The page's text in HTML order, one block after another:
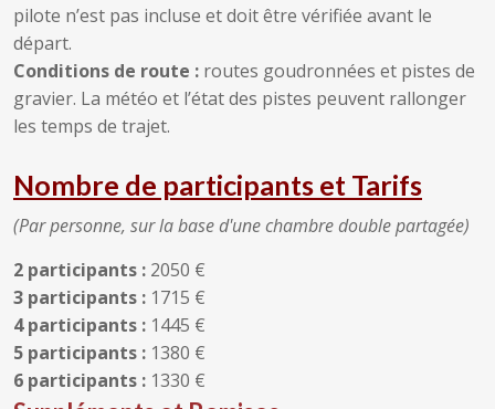
pilote n’est pas incluse et doit être vérifiée avant le
départ.
Conditions de route : routes goudronnées et pistes de
gravier. La météo et l’état des pistes peuvent rallonger
les temps de trajet.
Nombre de participants et Tarifs
(Par personne, sur la base d'une chambre double partagée)
2 participants : 2050 €
3 participants : 1715 €
4 participants : 1445 €
5 participants : 1380 €
6 participants : 1330 €